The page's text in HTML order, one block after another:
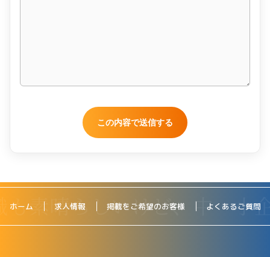
ホーム 求人情報 掲載をご希望のお客様 よくあるご質問